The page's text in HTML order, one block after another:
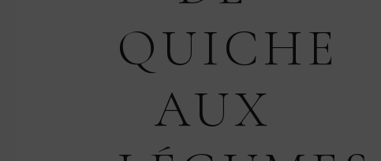
QUICHE
AUX